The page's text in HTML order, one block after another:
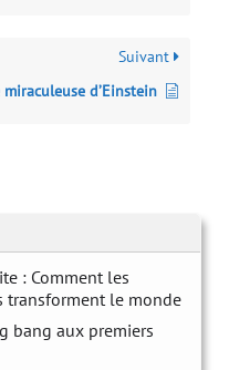
: Comment les
le monde
bang aux premiers
Suivant
miraculeuse d’Einstein